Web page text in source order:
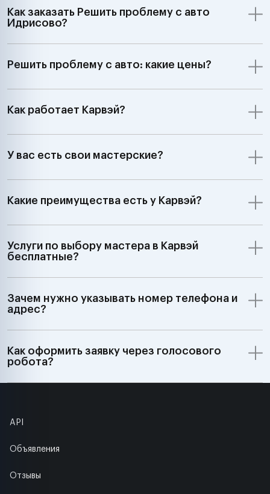
Как заказать Решить проблему с авто
Идрисово?
Решить проблему с авто: какие цены?
Как работает Карвэй?
У вас есть свои мастерские?
Какие преимущества есть у Карвэй?
Услуги по выбору мастера в Карвэй
бесплатные?
Зачем нужно указывать номер телефона и
адрес?
Как оформить заявку через голосового
робота?
API
Объявления
Отзывы